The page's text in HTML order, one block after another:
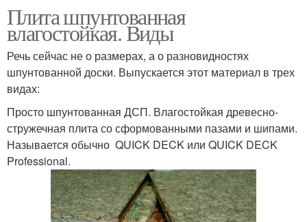
Плита шпунтованная
влагостойкая. Виды
Речь сейчас не о размерах, а о разновидностях
шпунтованной доски. Выпускается этот материал в трех
видах:
Просто шпунтованная ДСП. Влагостойкая древесно-
стружечная плита со сформованными пазами и шипами.
Называется обычно QUICK DECK или QUICK DECK
Professional.